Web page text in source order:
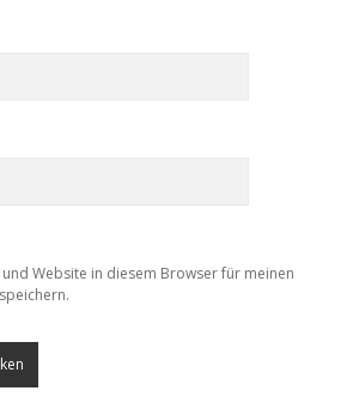
und Website in diesem Browser für meinen